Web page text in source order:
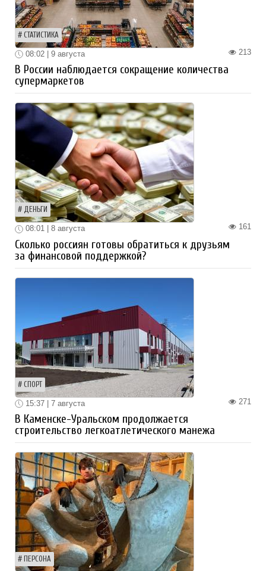
СТАТИСТИКА
213
08:02 | 9 августа
В России наблюдается сокращение количества
супермаркетов
ДЕНЬГИ
161
08:01 | 8 августа
Сколько россиян готовы обратиться к друзьям
за финансовой поддержкой?
СПОРТ
271
15:37 | 7 августа
В Каменске-Уральском продолжается
строительство легкоатлетического манежа
ПЕРСОНА